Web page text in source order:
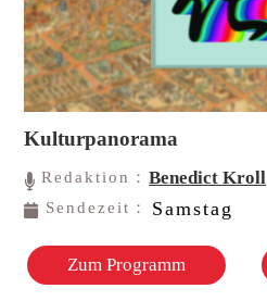
Kulturpanorama
Redaktion：Benedict Kroll
Sendezeit： Samstag
Zum Programm